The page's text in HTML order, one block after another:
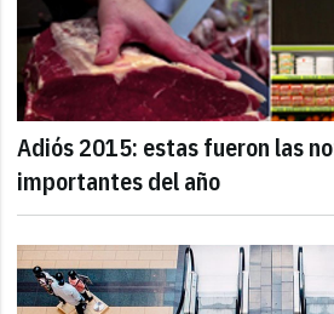
Adiós 2015: estas fueron las
importantes del año